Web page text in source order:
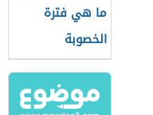
ما هي فترة
الخصوبة